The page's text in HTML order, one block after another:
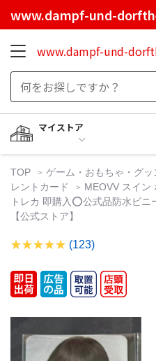
www.dampf-und-
www.dampf-und-
マイストア
TOP ゲーム・おもちゃ・グッ
レントカード
MEOVV スイン
トレカ 即購入⭕️公式品防水ビ
【公式ストア】
(123)